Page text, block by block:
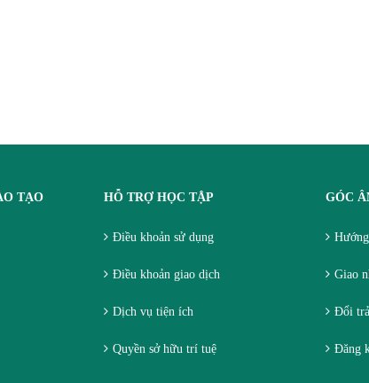
TẠO HỖ TRỢ HỌC TẬP
Điều khoản sử dụng
Điều khoản giao dịch
Dịch vụ tiện ích
Quyền sở hữu trí tuệ
GÓC
Giao
Đổi
Đăng